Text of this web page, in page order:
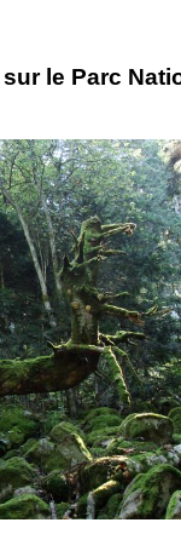
sur le Parc